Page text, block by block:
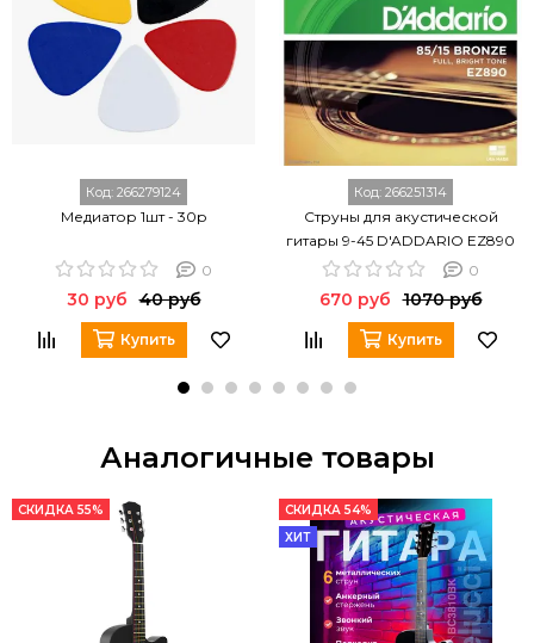
Код: 266279124
Медиатор 1шт - 30р
0
30 руб 40 руб
Купить
Код: 266251314
Струны для акустической
гитары 9-45 D'ADDARIO EZ890
0
670 руб 1070 руб
Купить
Аналогичные товары
СКИДКА 55%
СКИДКА 54%
ХИТ